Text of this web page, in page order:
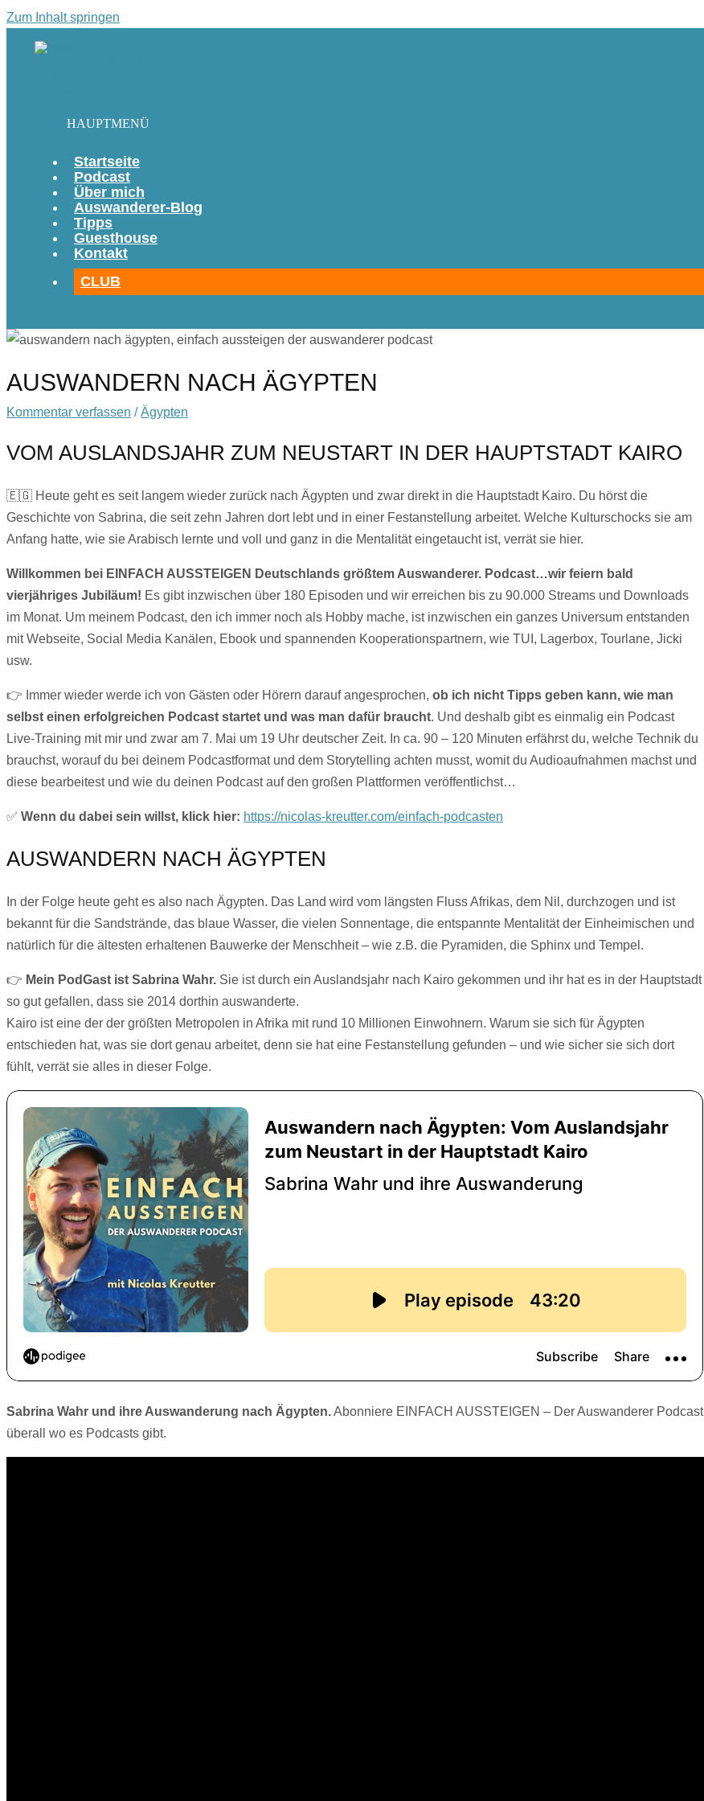
Zum Inhalt springen
HAUPTMENÜ
Startseite
Podcast
Über mich
Auswanderer-Blog
Tipps
Guesthouse
Kontakt
CLUB
AUSWANDERN NACH ÄGYPTEN
Kommentar verfassen /Ägypten
VOM AUSLANDSJAHR ZUM NEUSTART IN DER HAUPTSTADT KAIRO
🇪🇬 Heute geht es seit langem wieder zurück nach Ägypten und zwar direkt in die Hauptstadt Kairo. Du hörst die
Geschichte von Sabrina, die seit zehn Jahren dort lebt und in einer Festanstellung arbeitet. Welche Kulturschocks sie am
Anfang hatte, wie sie Arabisch lernte und voll und ganz in die Mentalität eingetaucht ist, verrät sie hier.
Willkommen bei EINFACH AUSSTEIGEN Deutschlands größtem Auswanderer. Podcast…wir feiern bald
vierjähriges Jubiläum! Es gibt inzwischen über 180 Episoden und wir erreichen bis zu 90.000 Streams und Downloads
im Monat. Um meinem Podcast, den ich immer noch als Hobby mache, ist inzwischen ein ganzes Universum entstanden
mit Webseite, Social Media Kanälen, Ebook und spannenden Kooperationspartnern, wie TUI, Lagerbox, Tourlane, Jicki
usw.
👉 Immer wieder werde ich von Gästen oder Hörern darauf angesprochen, ob ich nicht Tipps geben kann, wie man
selbst einen erfolgreichen Podcast startet und was man dafür braucht. Und deshalb gibt es einmalig ein Podcast
Live-Training mit mir und zwar am 7. Mai um 19 Uhr deutscher Zeit. In ca. 90 – 120 Minuten erfährst du, welche Technik du
brauchst, worauf du bei deinem Podcastformat und dem Storytelling achten musst, womit du Audioaufnahmen machst und
diese bearbeitest und wie du deinen Podcast auf den großen Plattformen veröffentlichst…
✅ Wenn du dabei sein willst, klick hier: https://nicolas-kreutter.com/einfach-podcasten
AUSWANDERN NACH ÄGYPTEN
In der Folge heute geht es also nach Ägypten. Das Land wird vom längsten Fluss Afrikas, dem Nil, durchzogen und ist
bekannt für die Sandstrände, das blaue Wasser, die vielen Sonnentage, die entspannte Mentalität der Einheimischen und
natürlich für die ältesten erhaltenen Bauwerke der Menschheit – wie z.B. die Pyramiden, die Sphinx und Tempel.
👉 Mein PodGast ist Sabrina Wahr. Sie ist durch ein Auslandsjahr nach Kairo gekommen und ihr hat es in der Hauptstadt
so gut gefallen, dass sie 2014 dorthin auswanderte.
Kairo ist eine der der größten Metropolen in Afrika mit rund 10 Millionen Einwohnern. Warum sie sich für Ägypten
entschieden hat, was sie dort genau arbeitet, denn sie hat eine Festanstellung gefunden – und wie sicher sie sich dort
fühlt, verrät sie alles in dieser Folge.
Sabrina Wahr und ihre Auswanderung nach Ägypten.Abonniere EINFACH AUSSTEIGEN – Der Auswanderer Podcast
überall wo es Podcasts gibt.